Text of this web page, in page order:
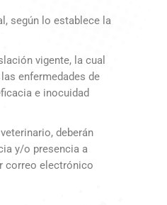
según lo establece la
vigente, la cual
enfermedades de
e inocuidad
deberán
y/o presencia a
correo electrónico